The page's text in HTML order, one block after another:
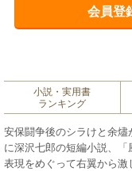
会員登
小説・実用書
ランキング
安保闘争後のシラけと余
に深沢七郎の短編小説、
表現をめぐって右翼から